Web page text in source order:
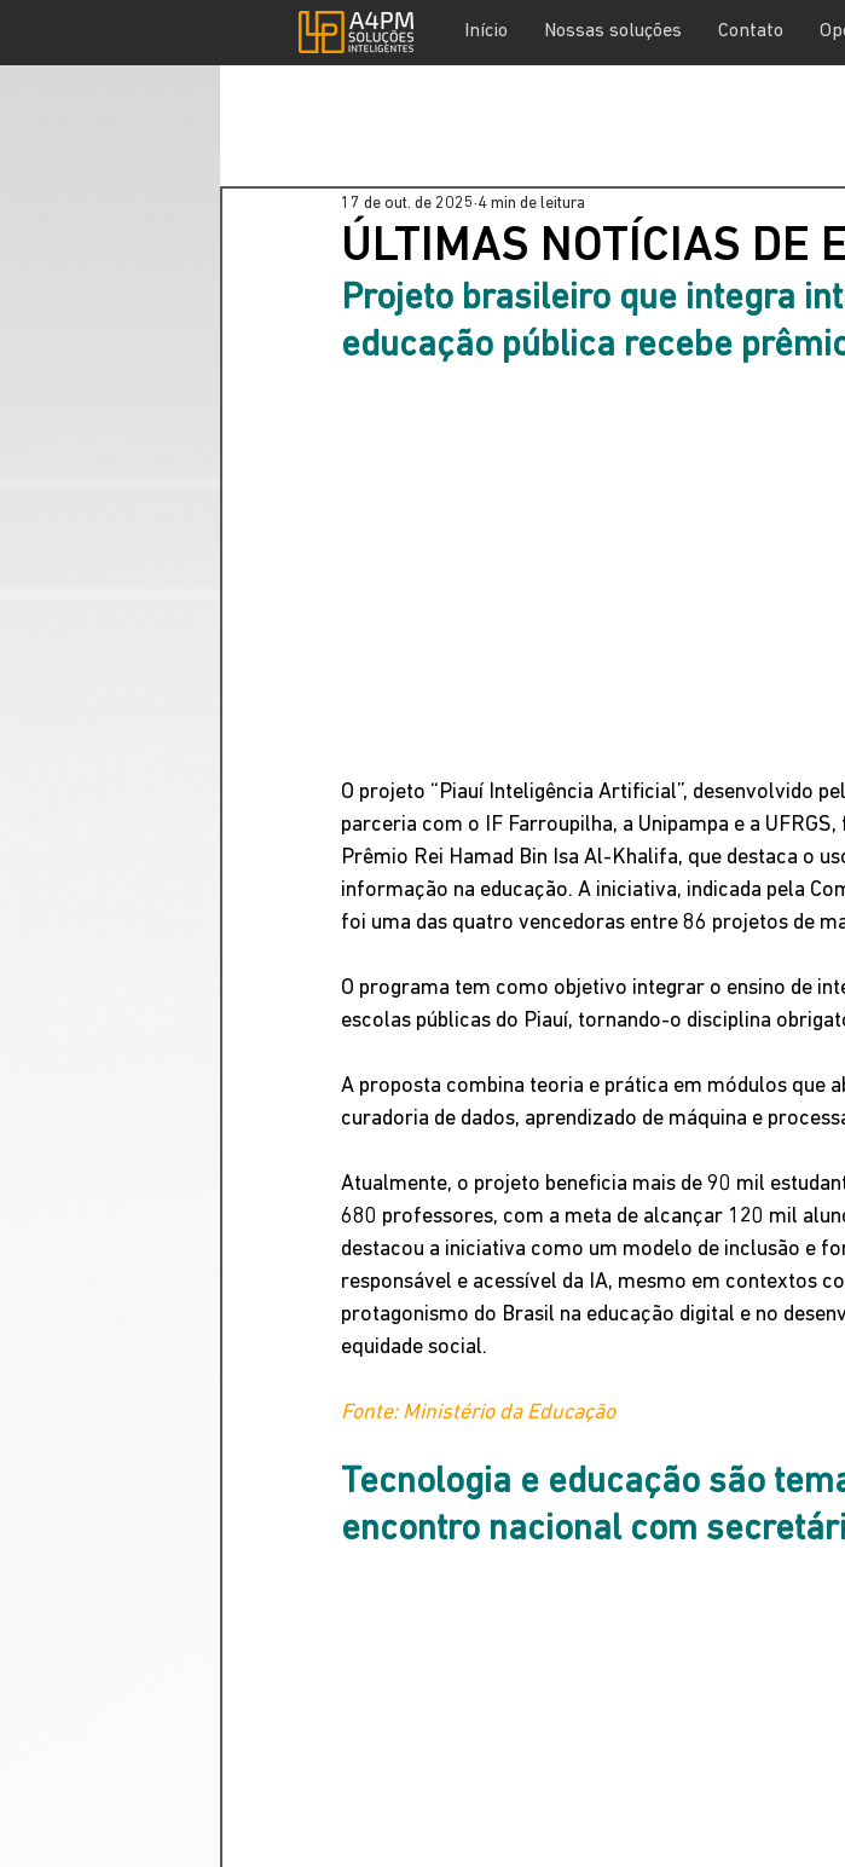
Início Nossas soluções Contato
ÚLTIMAS NOTÍCIAS DE
17 de out. de 2025 4 min de leitura
Projeto brasileiro que integra
educação pública recebe
O projeto “Piauí Inteligência Artificial”, desenvolvido
parceria com o IF Farroupilha, a Unipampa e a
Prêmio Rei Hamad Bin Isa Al-Khalifa, que destaca o
informação na educação. A iniciativa, indicada pela
foi uma das quatro vencedoras entre 86 projetos de
O programa tem como objetivo integrar o ensino de
escolas públicas do Piauí, tornando-o disciplina
A proposta combina teoria e prática em módulos que
curadoria de dados, aprendizado de máquina e
Atualmente, o projeto beneficia mais de 90 mil
680 professores, com a meta de alcançar 120 mil
destacou a iniciativa como um modelo de inclusão e
responsável e acessível da IA, mesmo em contextos
protagonismo do Brasil na educação digital e no
equidade social.
Fonte: Ministério da Educação
Tecnologia e educação são
encontro nacional com